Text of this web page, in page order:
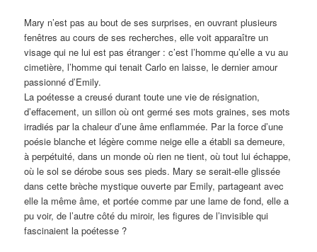
Mary n’est pas au bout de ses surprises, en ouvrant plusieurs
fenêtres au cours de ses recherches, elle voit apparaître un
visage qui ne lui est pas étranger : c’est l’homme qu’elle a vu au
cimetière, l’homme qui tenait Carlo en laisse, le dernier amour
passionné d’Emily.
La poétesse a creusé durant toute une vie de résignation,
d’effacement, un sillon où ont germé ses mots graines, ses mots
irradiés par la chaleur d’une âme enflammée. Par la force d’une
poésie blanche et légère comme neige elle a établi sa demeure,
à perpétuité, dans un monde où rien ne tient, où tout lui échappe,
où le sol se dérobe sous ses pieds. Mary se serait-elle glissée
dans cette brèche mystique ouverte par Emily, partageant avec
elle la même âme, et portée comme par une lame de fond, elle a
pu voir, de l’autre côté du miroir, les figures de l’invisible qui
fascinaient la poétesse ?